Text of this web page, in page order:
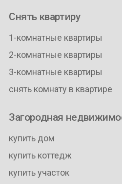
Снять квартиру
1-комнатные квартиры
2-комнатные квартиры
3-комнатные квартиры
снять комнату в квартире
Загородная
купить дом
купить коттедж
купить участок